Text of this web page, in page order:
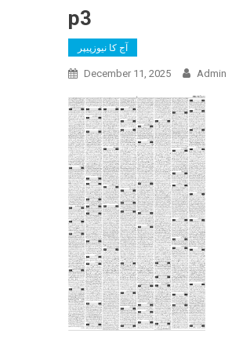
p3
آج کا نیوزپیپر
December 11, 2025 Admin